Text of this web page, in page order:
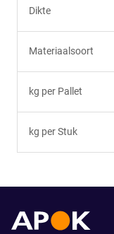
Dikte
Materiaalsoort
kg per Pallet
kg per Stuk